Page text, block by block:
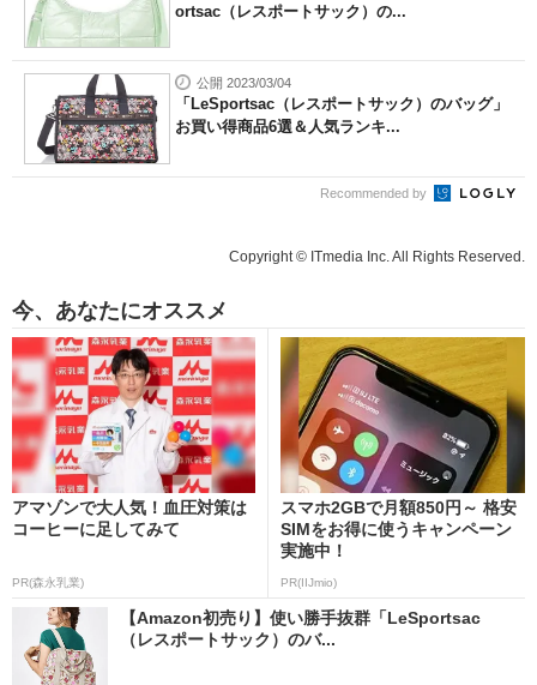
ortsac（レスポートサック）の...
公開 2023/03/04
「LeSportsac（レスポートサック）のバッグ」
お買い得商品6選＆人気ランキ...
Recommended by
Copyright © ITmedia Inc. All Rights Reserved.
今、あなたにオススメ
アマゾンで大人気！血圧対策は
コーヒーに足してみて
PR(森永乳業)
スマホ2GBで月額850円～ 格安
SIMをお得に使うキャンペーン
実施中！
PR(IIJmio)
【Amazon初売り】使い勝手抜群「LeSportsac
（レスポートサック）のバ...